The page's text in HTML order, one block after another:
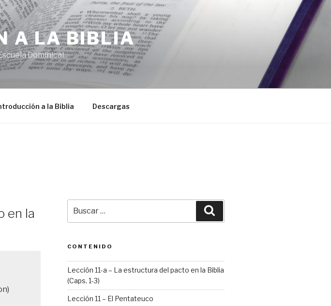
A LA BIBLIA
Dominical
a la Biblia Descargas
en la
por:
CONTENIDO
Lección 11-a – La estructura del pacto en la Biblia
(Caps. 1-3)
Lección 11 – El Pentateuco